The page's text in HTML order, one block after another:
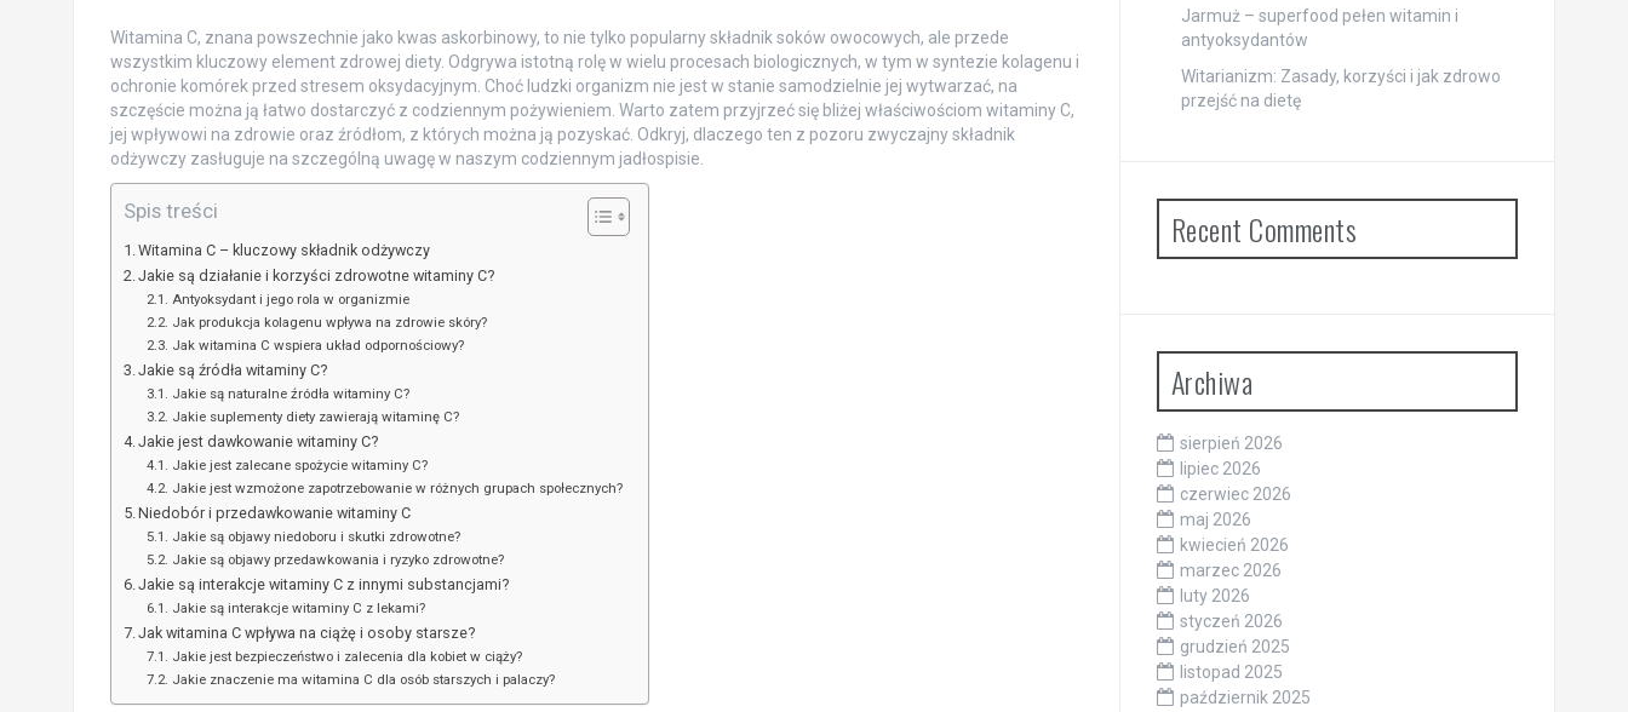
Witamina C, znana powszechnie jako kwas askorbinowy, to nie tylko popularny składnik soków owocowych, ale przede
wszystkim kluczowy element zdrowej diety. Odgrywa istotną rolę w wielu procesach biologicznych, w tym w syntezie kolagenu i
ochronie komórek przed stresem oksydacyjnym. Choć ludzki organizm nie jest w stanie samodzielnie jej wytwarzać, na
szczęście można ją łatwo dostarczyć z codziennym pożywieniem. Warto zatem przyjrzeć się bliżej właściwościom witaminy C,
jej wpływowi na zdrowie oraz źródłom, z których można ją pozyskać. Odkryj, dlaczego ten z pozoru zwyczajny składnik
odżywczy zasługuje na szczególną uwagę w naszym codziennym jadłospisie.
Spis treści
Witamina C – kluczowy składnik odżywczy
Jakie są działanie i korzyści zdrowotne witaminy C?
Antyoksydant i jego rola w organizmie
Jak produkcja kolagenu wpływa na zdrowie skóry?
Jak witamina C wspiera układ odpornościowy?
Jakie są źródła witaminy C?
Jakie są naturalne źródła witaminy C?
Jakie suplementy diety zawierają witaminę C?
Jakie jest dawkowanie witaminy C?
Jakie jest zalecane spożycie witaminy C?
Jakie jest wzmożone zapotrzebowanie w różnych grupach społecznych?
Niedobór i przedawkowanie witaminy C
Jakie są objawy niedoboru i skutki zdrowotne?
Jakie są objawy przedawkowania i ryzyko zdrowotne?
Jakie są interakcje witaminy C z innymi substancjami?
Jakie są interakcje witaminy C z lekami?
Jak witamina C wpływa na ciążę i osoby starsze?
Jakie jest bezpieczeństwo i zalecenia dla kobiet w ciąży?
Jakie znaczenie ma witamina C dla osób starszych i palaczy?
Jarmuż – superfood pełen witamin i
antyoksydantów
Witarianizm: Zasady, korzyści i jak zdrowo
przejść na dietę
Recent Comments
Archiwa
sierpień 2026
lipiec 2026
czerwiec 2026
maj 2026
kwiecień 2026
marzec 2026
luty 2026
styczeń 2026
grudzień 2025
listopad 2025
październik 2025